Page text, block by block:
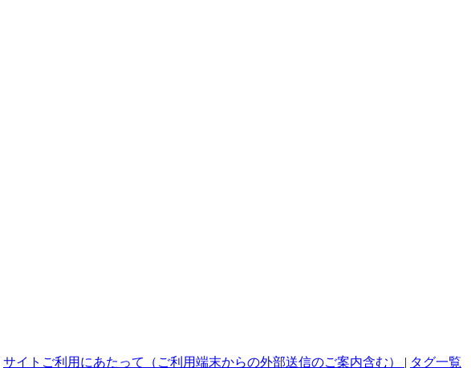
サイトご利用にあたって（ご利用端末からの外部送信のご案内含む） | タグ一覧